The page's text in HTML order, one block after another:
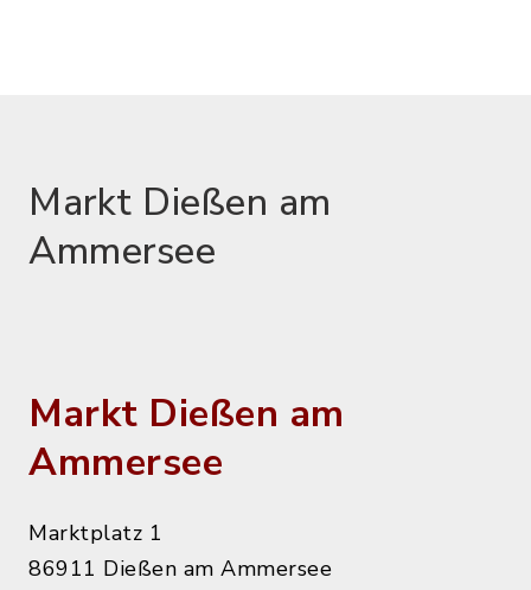
Markt Dießen am
Ammersee
Markt Dießen am
Ammersee
Marktplatz 1
86911 Dießen am Ammersee